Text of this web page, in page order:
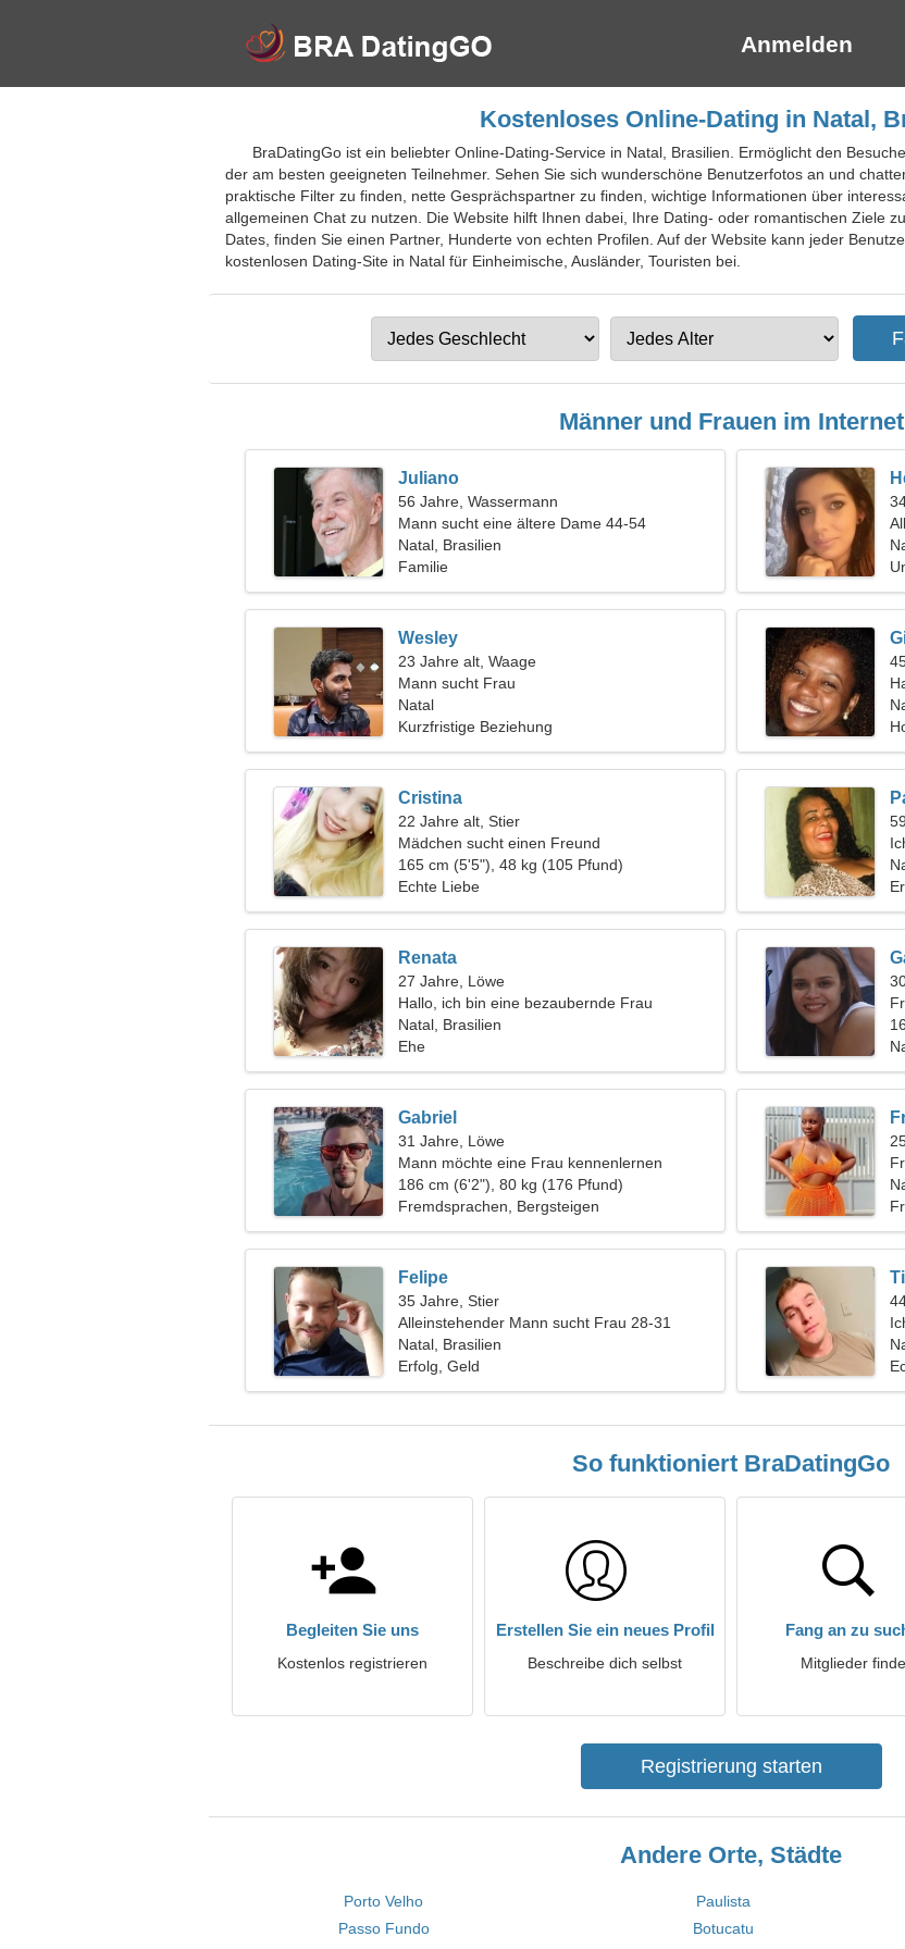
Anmelden
Kostenloses Online-Dating in Natal,
BraDatingGo ist ein beliebter Online-Dating-Service in Natal, Brasilien. Ermöglicht den
der am besten geeigneten Teilnehmer. Sehen Sie sich wunderschöne Benutzerfotos an und
praktische Filter zu finden, nette Gesprächspartner zu finden, wichtige Informationen über
allgemeinen Chat zu nutzen. Die Website hilft Ihnen dabei, Ihre Dating- oder romantischen Ziele
Dates, finden Sie einen Partner, Hunderte von echten Profilen. Auf der Website kann jeder
kostenlosen Dating-Site in Natal für Einheimische, Ausländer, Touristen bei.
Männer und Frauen im Internet
Juliano
56 Jahre, Wassermann
Mann sucht eine ältere Dame 44-54
Natal, Brasilien
Familie
Wesley
23 Jahre alt, Waage
Mann sucht Frau
Natal
Kurzfristige Beziehung
Cristina
22 Jahre alt, Stier
Mädchen sucht einen Freund
165 cm (5'5"), 48 kg (105 Pfund)
Echte Liebe
Renata
27 Jahre, Löwe
Hallo, ich bin eine bezaubernde Frau
Natal, Brasilien
Ehe
Gabriel
31 Jahre, Löwe
Mann möchte eine Frau kennenlernen
186 cm (6'2"), 80 kg (176 Pfund)
Fremdsprachen, Bergsteigen
Felipe
35 Jahre, Stier
Alleinstehender Mann sucht Frau 28-31
Natal, Brasilien
Erfolg, Geld
So funktioniert BraDatingGo
Begleiten Sie uns
Kostenlos registrieren
Erstellen Sie ein neues Profil
Beschreibe dich selbst
Fang an zu
Mitglieder
Registrierung starten
Andere Orte, Städte
Porto Velho Paulista
Passo Fundo
Botucatu